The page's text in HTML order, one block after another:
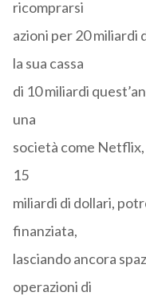
ricomprarsi
azioni per 20 miliardi
la sua cassa
di 10 miliardi
una
società come
15
miliardi di dollari,
finanziata,
lasciando ancora
operazioni di